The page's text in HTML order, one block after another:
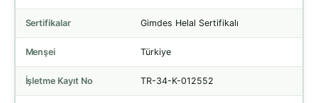
Sertifikalar Gimdes Helal Sertifikalı
Menşei Türkiye
İşletme Kayıt No TR-34-K-012552